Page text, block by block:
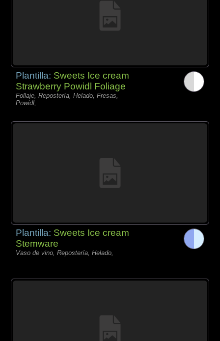
Plantilla: Sweets Ice cream
Strawberry Powidl Foliage
Follaje, Repostería, Helado, Fresas,
Powidl,
Plantilla: Sweets Ice cream
Stemware
Vaso de vino, Repostería, Helado,